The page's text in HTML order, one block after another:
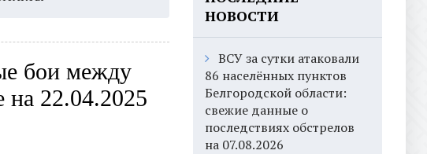
бои между
22.04.2025
НОВОСТИ
ВСУ за сутки атаковали
86 населённых пунктов
Белгородской области:
свежие данные о
последствиях обстрелов
на 07.08.2026